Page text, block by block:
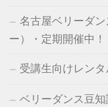
名古屋ベリーダ
ー）・定期開催中！
受講生向けレン
ベリーダンス豆知